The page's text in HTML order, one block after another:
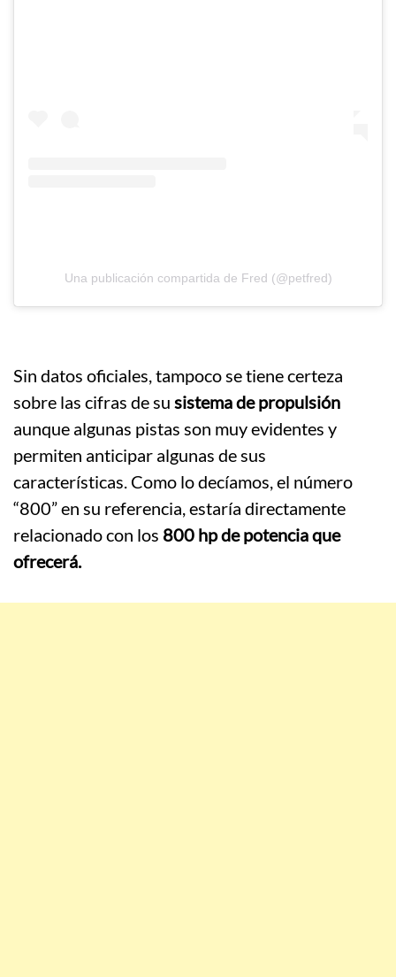
Una publicación compartida de Fred (@petfred)
Sin datos oficiales, tampoco se tiene certeza
sobre las cifras de su sistema de propulsión
aunque algunas pistas son muy evidentes y
permiten anticipar algunas de sus
características. Como lo decíamos, el número
“800” en su referencia, estaría directamente
relacionado con los 800 hp de potencia que
ofrecerá.